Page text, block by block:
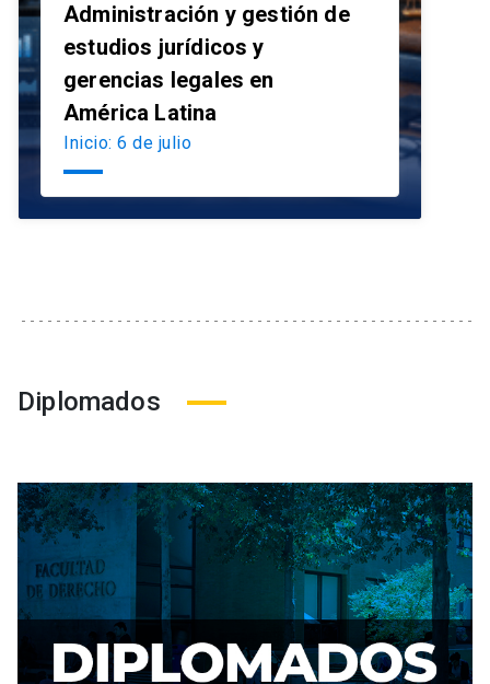
Administración y gestión de
estudios jurídicos y
gerencias legales en
América Latina
Inicio: 6 de julio
Diplomados